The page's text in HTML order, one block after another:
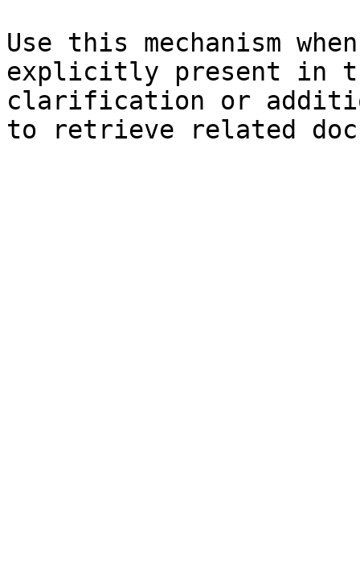
Use this mechanism
explicitly present in
clarification or